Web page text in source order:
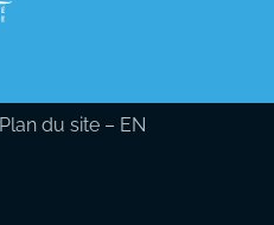
Plan du site – EN